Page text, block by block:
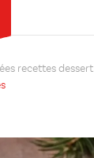
recettes dessert